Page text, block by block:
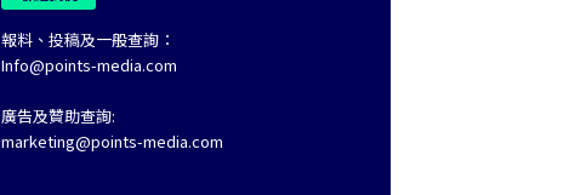
報料、投稿及一般查詢：
Info@points-media.com
廣告及贊助查詢:
marketing@points-media.com